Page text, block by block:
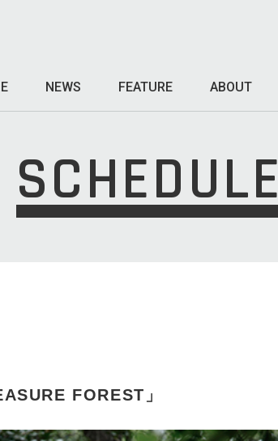
NEWS FEATURE ABOUT
SCHEDULE
FOREST」